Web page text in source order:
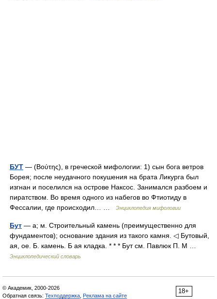
БУТ — (Βούτης), в греческой мифологии: 1) сын бога ветров
Борея; после неудачного покушения на брата Ликурга был
изгнан и поселился на острове Наксос. Занимался разбоем и
пиратством. Во время одного из набегов во Фтиотиду в
Фессалии, где происходил… …
Энциклопедия мифологии
Бут — а; м. Строительный камень (преимущественно для
фундаментов); основание здания из такого камня. ◁ Бутовый,
ая, ое. Б. камень. Б ая кладка. * * * Бут см. Павлюк П. М …
Энциклопедический словарь
18+
© Академик, 2000-2026
Обратная связь: Техподдержка Реклама на сайте